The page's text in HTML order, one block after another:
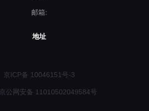
邮箱:
地址
京ICP备 10046151号-3
京公网安备 11010502049584号